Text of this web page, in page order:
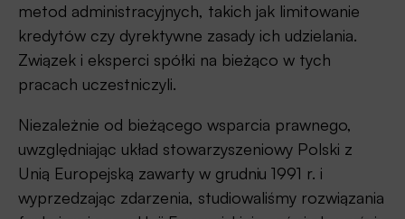
metod administracyjnych, takich jak limitowanie
kredytów czy dyrektywne zasady ich udzielania.
Związek i eksperci spółki na bieżąco w tych
pracach uczestniczyli.
Niezależnie od bieżącego wsparcia prawnego,
uwzględniając układ stowarzyszeniowy Polski z
Unią Europejską zawarty w grudniu 1991 r. i
wyprzedzając zdarzenia, studiowaliśmy rozwiązania